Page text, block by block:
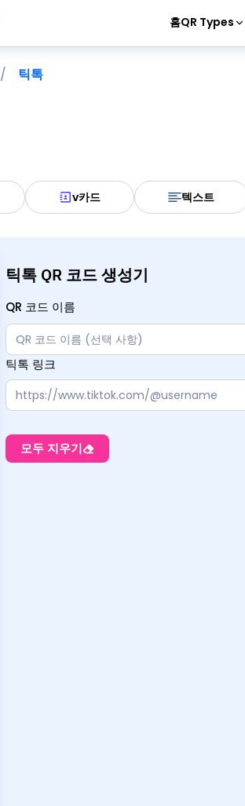
홈QR Types
틱톡
v카드 텍스트
틱톡 QR 코드 생성기
QR 코드 이름
틱톡 링크
모두 지우기